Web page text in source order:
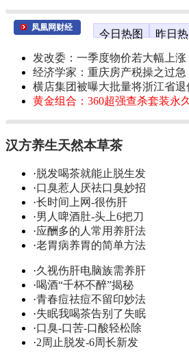
凤凰网财经
今日热图 昨日
发改委：一季度物价若大幅上
经济学家：重庆房产税操之过
横店集团被曝大批量将浙江省
黄金组合：360超强查杀套装永
汉方养生天然本草茶
·脱发喝茶就能止脱生发
·口臭惹人厌祛口臭妙招
·长时间上网-很伤肝
·男人啤酒肚-头上6把刀
·应酬多的人常用养肝法
·老胃病养胃的简单方法
·久视伤肝电脑族需养肝
·喝酒“千杯不醉”揭秘
·青春痘祛痘不留印妙法
·失眠我喝茶告别了失眠
·口臭-口苦-口酸轻松除
·2周止脱发-6周长新发